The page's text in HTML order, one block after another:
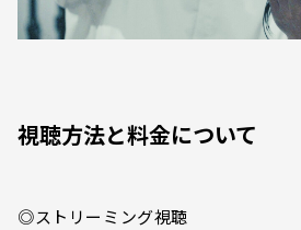
視聴方法と料金について
◎ストリーミング視聴